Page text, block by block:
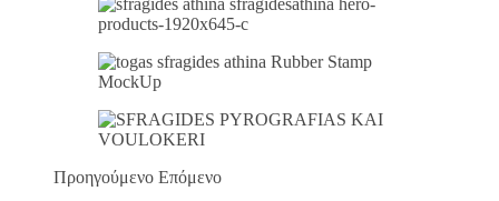
Προηγούμενο Επόμενο